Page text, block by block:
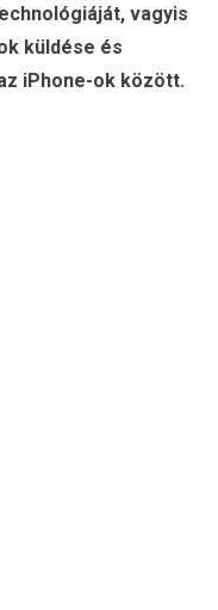
vagyis
küldése és
iPhone-ok között.